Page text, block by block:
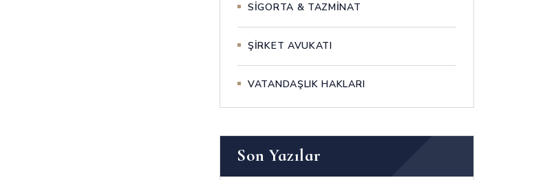
SİGORTA & TAZMİNAT
ŞİRKET AVUKATI
VATANDAŞLIK HAKLARI
Son Yazılar